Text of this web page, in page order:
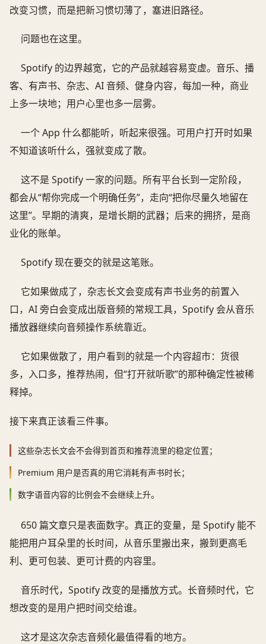
改变习惯，而是把新习惯切薄了，塞进旧路径。
问题也在这里。
Spotify 的边界越宽，它的产品就越容易变虚。音乐、播
客、有声书、杂志、AI 音频、健身内容，每加一种，商业
上多一块地；用户心里也多一层雾。
一个 App 什么都能听，听起来很强。可用户打开时如果
不知道该听什么，强就变成了散。
这不是 Spotify 一家的问题。所有平台长到一定阶段，
都会从“帮你完成一个明确任务”，走向“把你尽量久地留在
这里”。早期的清爽，是增长期的武器；后来的拥挤，是商
业化的账单。
Spotify 现在要交的就是这笔账。
它如果做成了，杂志长文会变成有声书业务的前置入
口，AI 旁白会变成出版音频的常规工具，Spotify 会从音乐
播放器继续向音频操作系统靠近。
它如果做散了，用户看到的就是一个内容超市：货很
多，入口多，推荐热闹，但“打开就听歌”的那种确定性被稀
释掉。
接下来真正该看三件事。
这些杂志长文会不会得到首页和推荐流里的稳定位置；
Premium 用户是否真的用它消耗有声书时长；
数字语音内容的比例会不会继续上升。
650 篇文章只是表面数字。真正的变量，是 Spotify 能不
能把用户耳朵里的长时间，从音乐里搬出来，搬到更高毛
利、更可包装、更可计费的内容里。
音乐时代，Spotify 改变的是播放方式。长音频时代，它
想改变的是用户把时间交给谁。
这才是这次杂志音频化最值得看的地方。